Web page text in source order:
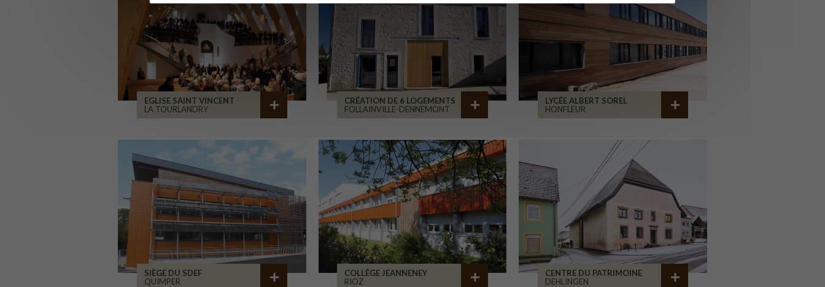
EGLISE SAINT VINCENT
LA TOURLANDRY
CRÉATION DE 6 LOGEMENTS
FOLLAINVILLE-DENNEMONT
LYCÉE ALBERT SOREL
HONFLEUR
SIÈGE DU SDEF
QUIMPER
COLLÈGE JEANNENEY
RIOZ
CENTRE DU PATRIMOINE
DEHLINGEN